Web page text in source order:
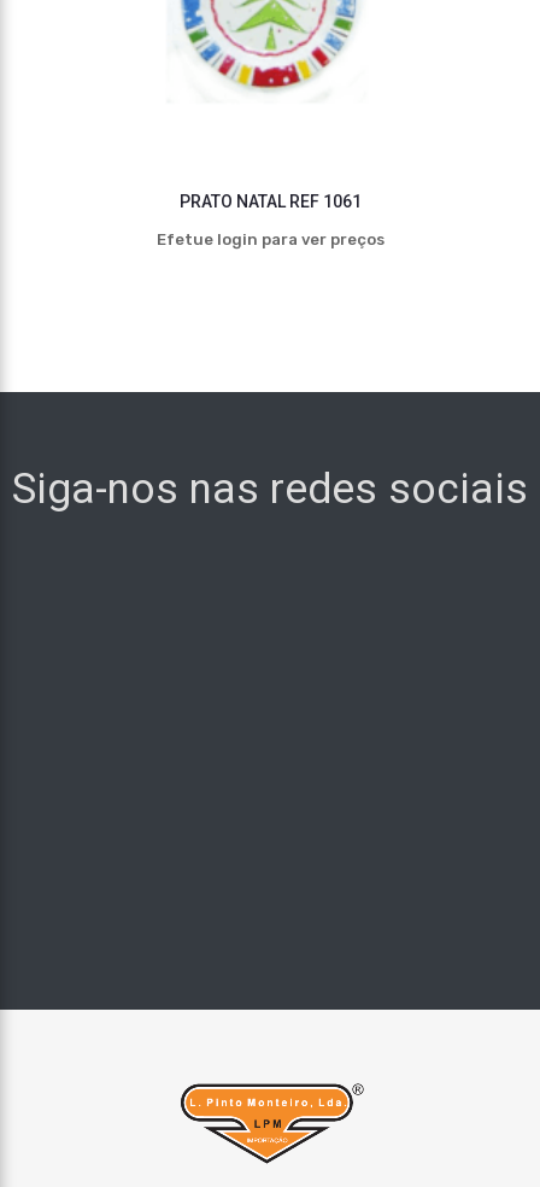
PRATO NATAL REF 1061
Efetue login para ver preços
Siga-nos nas redes sociais